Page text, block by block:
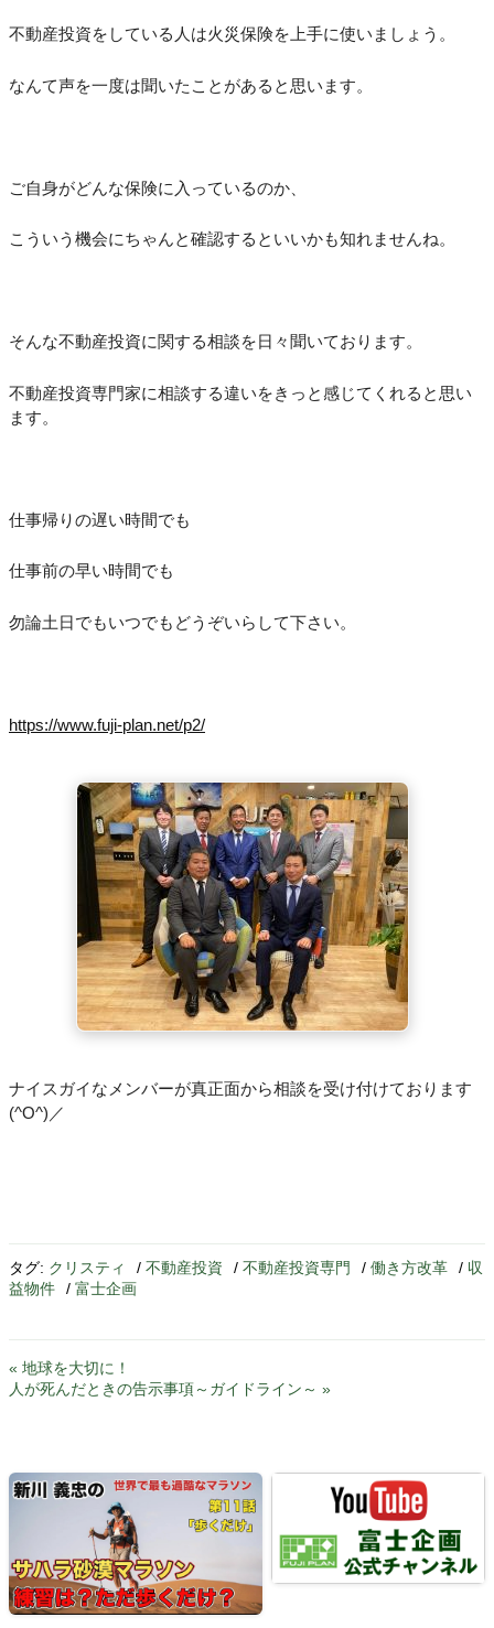
不動産投資をしている人は火災保険を上手に使いましょう。
なんて声を一度は聞いたことがあると思います。
ご自身がどんな保険に入っているのか、
こういう機会にちゃんと確認するといいかも知れませんね。
そんな不動産投資に関する相談を日々聞いております。
不動産投資専門家に相談する違いをきっと感じてくれると思い
ます。
仕事帰りの遅い時間でも
仕事前の早い時間でも
勿論土日でもいつでもどうぞいらして下さい。
https://www.fuji-plan.net/p2/
ナイスガイなメンバーが真正面から相談を受け付けております
(^O^)／
タグ: クリスティ / 不動産投資 / 不動産投資専門 / 働き方改革 / 収
益物件
/ 富士企画
« 地球を大切に！
人が死んだときの告示事項～ガイドライン～ »